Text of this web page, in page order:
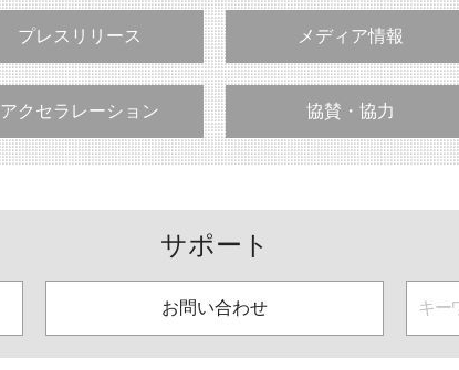
プレスリリース メディア情報
アクセラレーション 協賛・協力
サポート
お問い合わせ